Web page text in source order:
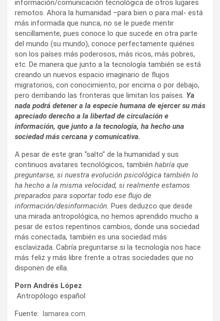
información/comunicación tecnológica de otros lugares
remotos. Ahora la humanidad –para bien o para mal- está
más informada que nunca, no se le puede mentir
sencillamente, pues conoce lo que sucede en otra parte
del mundo (su mundo), conoce perfectamente quiénes
son los países más poderosos, más ricos, más pobres,
etc. De manera que junto a la tecnología también se está
creando un nuevos espacio imaginario de flujos
migratorios, con conocimiento, por encima o por debajo,
pero derribando las fronteras que limitan los países. Ya
nada podrá detener a la especie humana de ejercer su más
apreciado derecho a la libertad de circulación e
información, que junto a la tecnología, ha hecho una
sociedad más cercana y comunicativa.
A pesar de este gran “salto” de la humanidad y sus
continuos avatares tecnológicos, también habría que
preguntarse, si nuestra evolución psicológica también lo
ha hecho a la misma velocidad, si realmente estamos
preparados para soportar todo ese flujo de
información/desinformación. Pues deduzco que desde
una mirada antropológica, no hemos aprendido mucho a
pesar de estos repentinos cambios, donde una sociedad
más conectada, también es una sociedad más
esclavizada. Cabría preguntarse si la tecnología nos hace
más feliz y más libre frente a otras sociedades que no
disponen de ella.
Porn Andrés López
Antropólogo español
Fuente: lamarea com